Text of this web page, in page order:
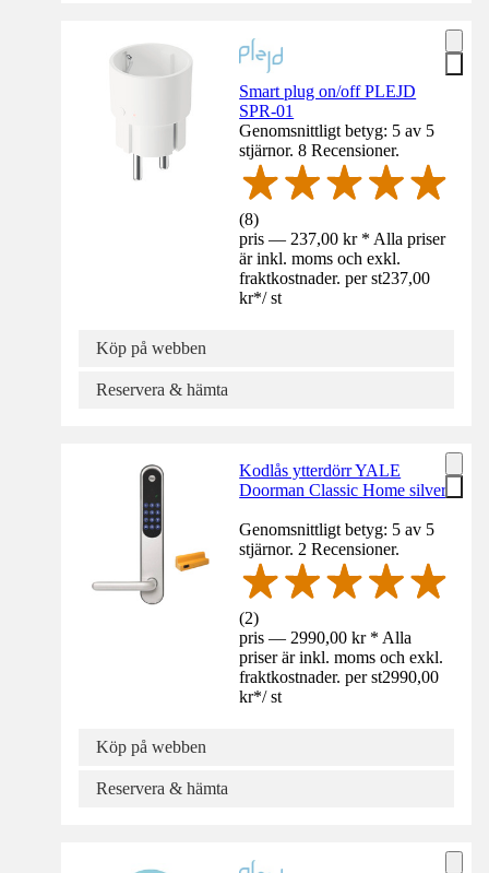
Smart plug on/off PLEJD
SPR-01
Genomsnittligt betyg: 5 av 5
stjärnor. 8 Recensioner.
(8)
pris — 237,00 kr * Alla priser
är inkl. moms och exkl.
fraktkostnader. per st237,00
kr*/ st
Köp på webben
Reservera & hämta
Kodlås ytterdörr YALE
Doorman Classic Home silver
Genomsnittligt betyg: 5 av 5
stjärnor. 2 Recensioner.
(2)
pris — 2990,00 kr * Alla
priser är inkl. moms och exkl.
fraktkostnader. per st2990,00
kr*/ st
Köp på webben
Reservera & hämta